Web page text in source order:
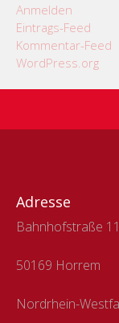
Anmelden
Eintrags-Feed
Kommentar-Feed
WordPress.org
Adresse
Bahnhofstraße 11
50169 Horrem
Nordrhein-